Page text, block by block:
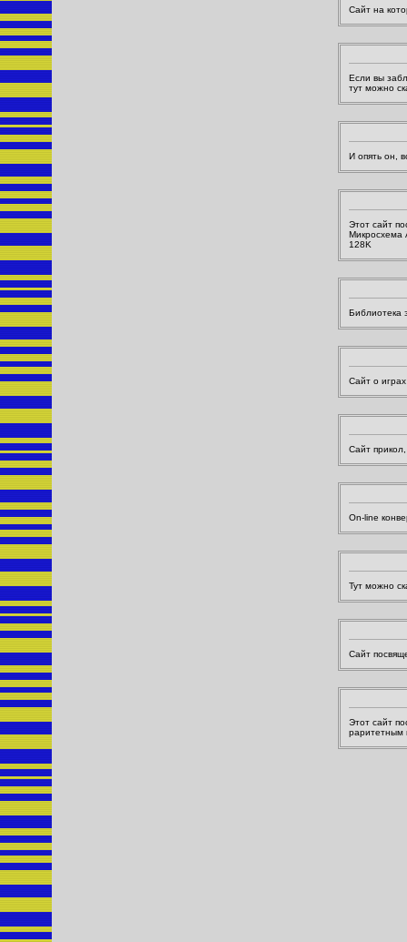
Сайт на
Если вы
тут можно
И опять он,
Этот сайт
Микросхема
128K
Библиотека
Сайт о
Сайт прикол,
On-line
Тут можно
Сайт
Этот сайт
раритетным